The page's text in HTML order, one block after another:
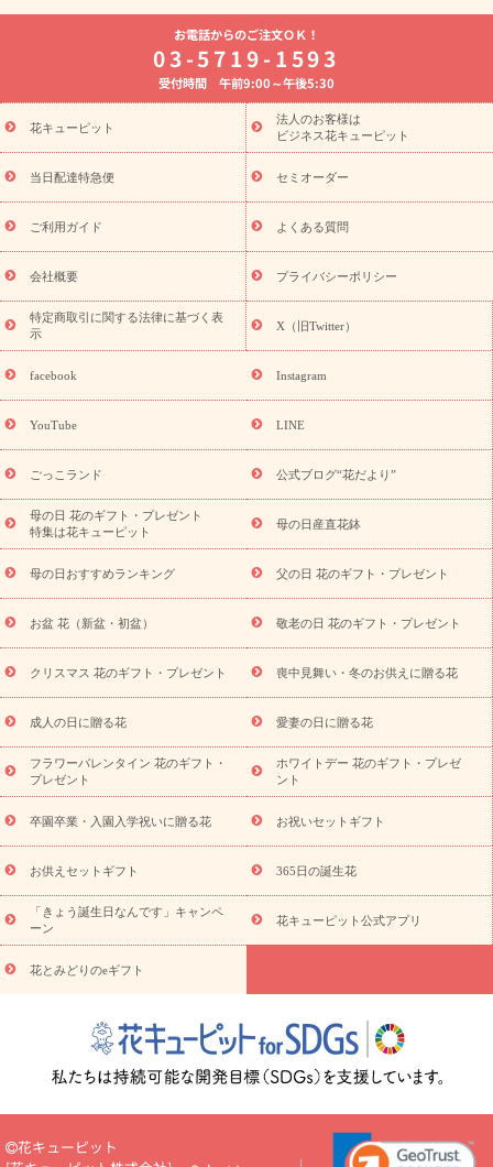
よく贈られる花
お祝いの花特集
誕生日フラワーギフト特集
8月の誕生花(トルコキキョウ)
開店・開業祝い
お供え・お悔やみ お供え・お悔やみの花
通夜・葬儀に贈る花 胡蝶蘭・花鉢
ーブドフラワー
季節のイベント
ひまわり ギフト・プレゼント
特集
お盆 花（新盆・初盆） 季節のイベント
お盆 花（新
盆・初盆）
お盆 花（新盆・初盆）
お盆・お供え 花とセットギ
フト
お盆・お供え プリザーブドフラワー
ひまわり ギフト・プ
レゼント特集
夏の花贈り・お中元・暑中見舞い 花のギフト特集
敬老の日におくる花ギフト・プレゼント特集
花ギフト・プレゼント特集
敬老の日 花のおすすめランキング
敬
老の日 花鉢植えのギフト・プレゼント特集
敬老の日 花とセットギ
フト・プレゼント特集
敬老の日の花 全てのギフト一覧
キャン
ペーン
映画『ウォーターガーディアンズ』コラボキャンペーン
「きょう誕生日なんです」キャンペーン
誕生日の花を探す
誕生日フラワーギフト 誕生日フラワーギフト特集
(トルコキキョウ)
9月の誕生花(リンドウ)
ら探す
お祝いの花特集 当日配達特急便 お祝い商品一覧
念日
結婚祝い 出産祝い 退院祝い・快気祝い
寿祝い
プチギフト ペットのお祝いフラワー
供え・お悔やみ商品一覧
お供え・お悔やみの花
四十九日法要以
お供え プリザーブドフラワー
ペットのお供えフラワー
お盆（新
盆・初盆）
その他 お祝い返し お見舞い
お取り寄せギフト
ビジネス用
ご自宅用 観葉植物 ミディ胡蝶蘭
プリザーブ
ドフラワー
スタイルから探す アレンジメント 花束
スタ
ンド花
お祝い お供え・お悔やみ 胡蝶蘭 胡蝶蘭・花鉢
ディ胡蝶蘭・お祝い
ミディ胡蝶蘭・お供え
世界初の青色胡蝶蘭
観葉植物
観葉植物 産直多肉植物
プリザーブドフラワー
お祝い
お供え・お悔やみ 花とセットギフト
セミオーダー
プチギフト（hanamore -ハナモア-）
花とみどりのeギフト
キューピットのeGfit
カラー ピンク イエローオレンジ
レッ
ド
お花の種類 トルコキキョウ
お祝い お祝い・3000円～ お祝い・4000円～
お祝い・
5000円～
お祝い・7000円～ お祝い・ 10000円～
お供え・お
悔やみ
円～
お供え・お悔やみ・
読み物
いのマナー
定年退職祝いのマナー
お祝いを贈るときのマナー・
花キューピットのお祝いコラム一覧
誕生日のお花を「色
彩心理学」で選ぶ方法
結婚祝いの予算相場
出産祝いお役立ち情
ール
新築引っ越し祝いコラム お祝い花のマナー総まとめ
職
お電話からのご注文ＯＫ！
03-5719-1593
受付時間 午前9:00～午後5:30
花キューピット
法人のお客様は
ビジネス花キューピット
当日配達特急便 セミオーダー
ご利用ガイド よくある質問
会社概要 プライバシーポリシー
特定商取引に関する法律に基づく表
示
X（旧Twitter）
facebook Instagram
YouTube LINE
ごっこランド 公式ブログ“花だより”
母の日 花のギフト・プレゼント
特集は花キューピット
母の日産直花鉢
母の日おすすめランキング 父の日 花のギフト・プレゼント
お盆 花（新盆・初盆） 敬老の日 花のギフト・プレゼント
クリスマス 花のギフト・プレゼント 喪中見舞い・冬のお供えに贈る花
成人の日に贈る花 愛妻の日に贈る花
フラワーバレンタイン 花のギフト・
プレゼント
ホワイトデー 花のギフト・プレゼ
ント
卒園卒業・入園入学祝いに贈る花 お祝いセットギフト
お供えセットギフト 365日の誕生花
「きょう誕生日なんです」キャンペ
ーン
花キューピット公式アプリ
花とみどりのeギフト
花キューピット